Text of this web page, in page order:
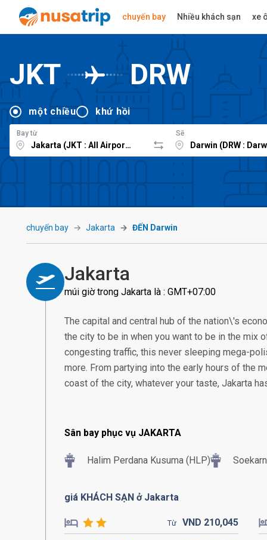
chuyến bay Nhiều khách sạn xe
JKT DRW
một chiều khứ hồi
Bay từ Sẽ
chuyến bay Jakarta ĐẾN Darwin
Jakarta
múi giờ trong Jakarta là : GMT+07:00
The capital and central hub of the nation\'s
the city to be in when you want to be in the mix
congesting traffic, this never sleeping mega-
more. From partying into the early hours of the
coast of the city, whatever your taste, Jakarta
Sân bay phục vụ JAKARTA
Halim Perdana Kusuma (HLP)
giá KHÁCH SẠN ở Jakarta
Từ VND 210,045